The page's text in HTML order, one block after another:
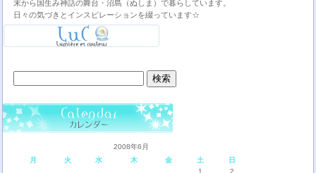
末から国生み神話の舞台・沼島（ぬしま）で暮らしています。
日々の気づきとインスピレーションを綴っています☆
索:
2008年6月
月
火 水 木 金 土
日
1
2